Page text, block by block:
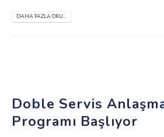
DAHA FAZLA OKU...
Doble Servis
Programı Başlıyor